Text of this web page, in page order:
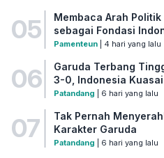
05
Membaca Arah
sebagai Fondasi
Pamenteun| 4 hari yang lalu
06
Garuda Terbang
3-0, Indonesia Kuasai
Patandang | 6 hari yang lalu
07
Tak Pernah
Karakter Garuda
Patandang | 6 hari yang lalu